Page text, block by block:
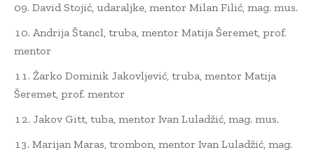
David Stojić, udaraljke, mentor Milan Filić, mag. mus.
Andrija Štancl, truba, mentor Matija Šeremet, prof.
mentor
Žarko Dominik Jakovljević, truba, mentor Matija
Šeremet, prof. mentor
Jakov Gitt, tuba, mentor Ivan Luladžić, mag. mus.
Marijan Maras, trombon, mentor Ivan Luladžić, mag.